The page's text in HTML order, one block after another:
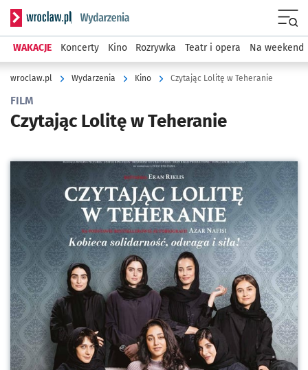
Serwis informacyjny wroclaw.pl podserwis: Wydarzenia
WAKACJE Koncerty Kino Rozrywka Teatr i opera Na weekend
wroclaw.pl Wydarzenia Kino Czytając Lolitę w Teheranie
FILM
Czytając Lolitę w Teheranie
Kliknij, aby powiększyć